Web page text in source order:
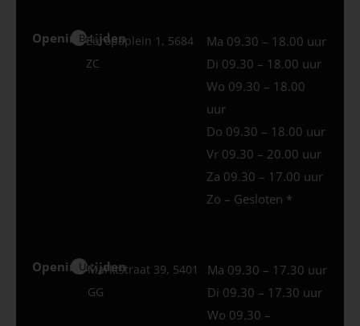
Openingstijden
Best
Europaplein 1, 5684
ZC
Ma 09.30 – 18.00 uur
Di 09.30 – 18.00 uur
Wo 09.30 – 18.00
uur
Do 09.30 – 18.00 uur
Vr 09.30 – 20.00 uur
Za 09.30 – 17.00 uur
Zo – Gesloten *
Openingstijden
Uden
Marktstraat 39, 5401
GG
Ma 09.30 – 17.30 uur
Di 09.30 – 17.30 uur
Wo 09.30 –